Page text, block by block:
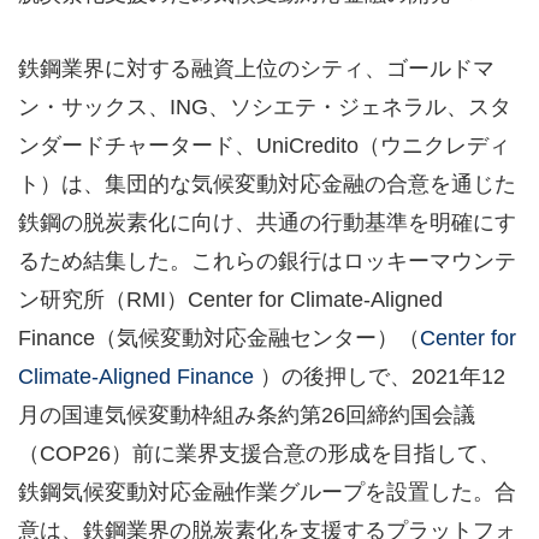
鉄鋼業界に対する融資上位のシティ、ゴールドマ
ン・サックス、ING、ソシエテ・ジェネラル、スタ
ンダードチャータード、UniCredito（ウニクレディ
ト）は、集団的な気候変動対応金融の合意を通じた
鉄鋼の脱炭素化に向け、共通の行動基準を明確にす
るため結集した。これらの銀行はロッキーマウンテ
ン研究所（RMI）Center for Climate-Aligned
Finance（気候変動対応金融センター）（ Center for
Climate-Aligned Finance ）の後押しで、2021年12
月の国連気候変動枠組み条約第26回締約国会議
（COP26）前に業界支援合意の形成を目指して、
鉄鋼気候変動対応金融作業グループを設置した。合
意は、鉄鋼業界の脱炭素化を支援するプラットフォ